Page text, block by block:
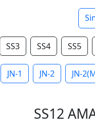
SS3 SS4 SS5
JN-1 JN-2 JN-
SS12